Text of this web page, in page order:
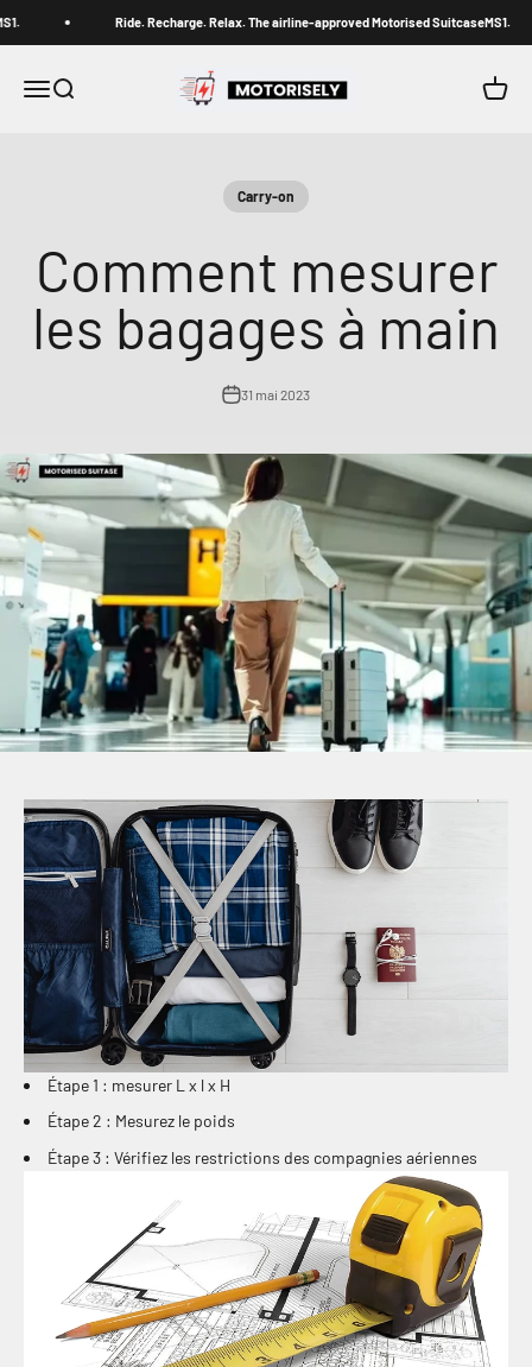
Ride. Recharge. Relax. The airline-approved Motorised SuitcaseMS1.
MenuRecherche Motorisely® Official Store Panier
Carry-on
Comment mesurer
les bagages à main
31 mai 2023
Étape 1 : mesurer L x l x H
Étape 2 : Mesurez le poids
Étape 3 : Vérifiez les restrictions des compagnies aériennes